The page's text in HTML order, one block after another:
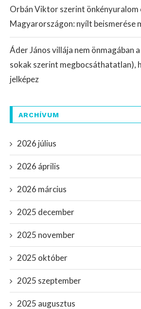
Orbán Viktor szerint önkényuralom
Magyarországon: nyílt beismerése
Áder János villája nem önmagában
sokak szerint megbocsáthatatlan),
jelképez
ARCHÍVUM
2026 július
2026 április
2026 március
2025 december
2025 november
2025 október
2025 szeptember
2025 augusztus